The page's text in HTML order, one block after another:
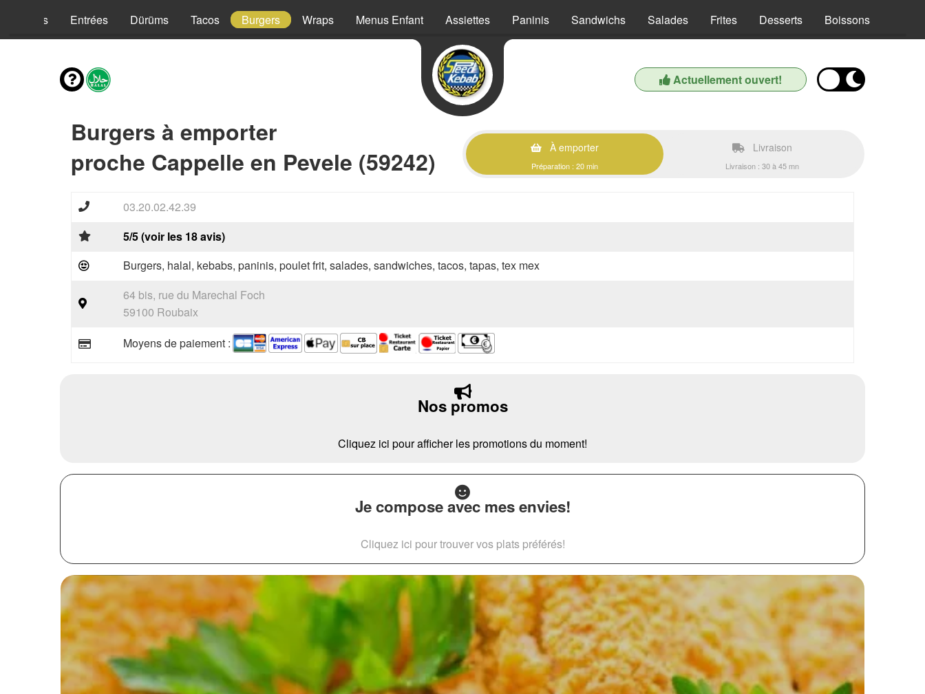
Kebabs Entrées Dürüms Tacos Burgers Wraps Menus Enfant Assiettes Paninis Sandwichs Salades Frites Desserts Boissons
Actuellement ouvert!
Burgers à emporter
proche Cappelle en Pevele (59242)
À emporter
Préparation : 20 min
Livraison
Livraison : 30 à 45 mn
03.20.02.42.39
5/5 (voir les 18 avis)
Burgers, halal, kebabs, paninis, poulet frit, salades, sandwiches, tacos, tapas, tex mex
64 bis, rue du Marechal Foch
59100 Roubaix
Moyens de paiement :
Nos promos
Cliquez ici pour afficher les promotions du moment!
Je compose avec mes envies!
Cliquez ici pour trouver vos plats préférés!